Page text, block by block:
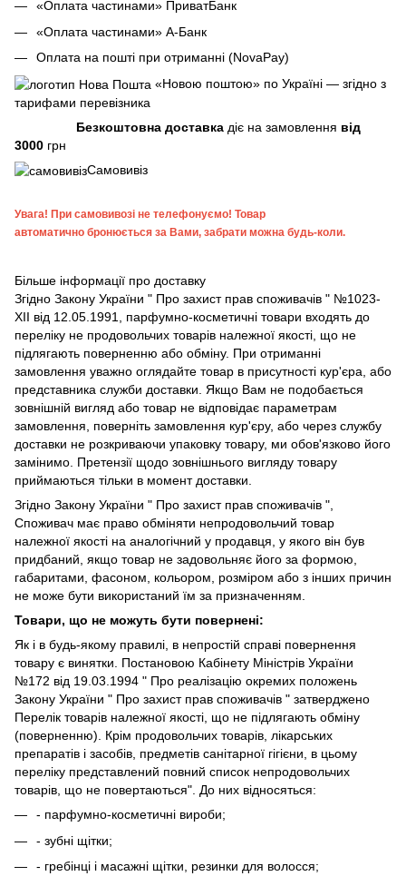
«Оплата частинами» ПриватБанк
«Оплата частинами» А-Банк
Оплата на пошті при отриманні (NovaPay)
«Новою поштою» по Україні — згідно з
тарифами перевізника
Безкоштовна доставка діє на замовлення від
3000 грн
Самовивіз
Увага! При самовивозі не телефонуємо! Товар
автоматично бронюється за Вами, забрати можна будь-коли.
Більше інформації про доставку
Згідно Закону України " Про захист прав споживачів " №1023-
XII від 12.05.1991, парфумно-косметичні товари входять до
переліку не продовольчих товарів належної якості, що не
підлягають поверненню або обміну. При отриманні
замовлення уважно оглядайте товар в присутності кур'єра, або
представника служби доставки. Якщо Вам не подобається
зовнішній вигляд або товар не відповідає параметрам
замовлення, поверніть замовлення кур'єру, або через службу
доставки не розкриваючи упаковку товару, ми обов'язково його
замінимо. Претензії щодо зовнішнього вигляду товару
приймаються тільки в момент доставки.
Згідно Закону України " Про захист прав споживачів ",
Споживач має право обміняти непродовольчий товар
належної якості на аналогічний у продавця, у якого він був
придбаний, якщо товар не задовольняє його за формою,
габаритами, фасоном, кольором, розміром або з інших причин
не може бути використаний їм за призначенням.
Товари, що не можуть бути повернені:
Як і в будь-якому правилі, в непростій справі повернення
товару є винятки. Постановою Кабінету Міністрів України
№172 від 19.03.1994 " Про реалізацію окремих положень
Закону України " Про захист прав споживачів " затверджено
Перелік товарів належної якості, що не підлягають обміну
(поверненню). Крім продовольчих товарів, лікарських
препаратів і засобів, предметів санітарної гігієни, в цьому
переліку представлений повний список непродовольчих
товарів, що не повертаються". До них відносяться:
- парфумно-косметичні вироби;
- зубні щітки;
- гребінці і масажні щітки, резинки для волосся;